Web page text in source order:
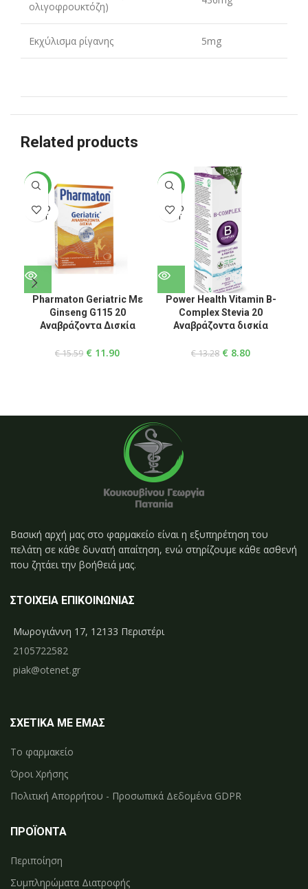
ολιγοφρουκτόζη)
Εκχύλισμα ρίγανης 5mg
Related products
-24%
SOLD
OUT
Pharmaton Geriatric Με
Ginseng G115 20
Αναβράζοντα Δισκία
€15.59 € 11.90
-34%
SOLD
OUT
Power Health Vitamin B-
Complex Stevia 20
Αναβράζοντα δισκία
€13.28 € 8.80
Βασική αρχή μας στο φαρμακείο είναι η εξυπηρέτηση του
πελάτη σε κάθε δυνατή απαίτηση, ενώ στηρίζουμε κάθε ασθενή
που ζητάει την βοήθειά μας.
ΣΤΟΙΧΕΙΑ ΕΠΙΚΟΙΝΩΝΙΑΣ
Μωρογιάννη 17, 12133 Περιστέρι
2105722582
piak@otenet.gr
ΣΧΕΤΙΚΑ ΜΕ ΕΜΑΣ
Το φαρμακείο
Όροι Χρήσης
Πολιτική Απορρήτου - Προσωπικά Δεδομένα GDPR
ΠΡΟΪΟΝΤΑ
Περιποίηση
Συμπληρώματα Διατροφής